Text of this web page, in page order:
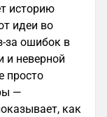
историю
идеи во
за ошибок в
и неверной
просто
—
как